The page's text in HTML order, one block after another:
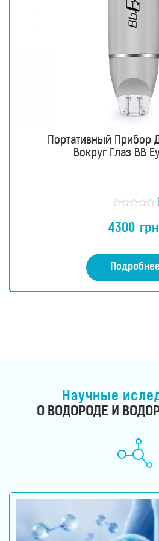
Портативный Прибор
Вокруг Глаз BB
ц
е
а
0
и
4300
Научные
О ВОДОРОДЕ И